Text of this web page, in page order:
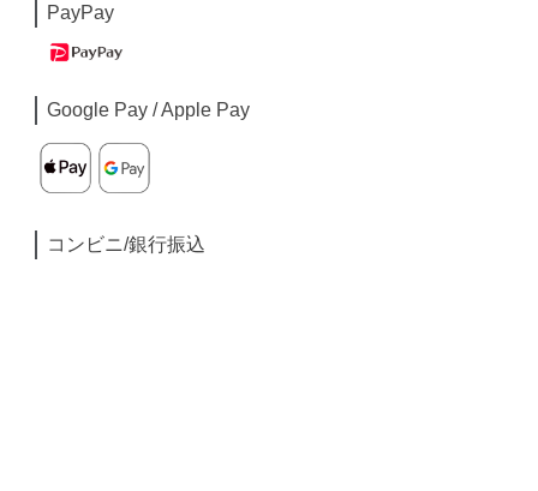
PayPay
Google Pay / Apple Pay
コンビニ/銀行振込